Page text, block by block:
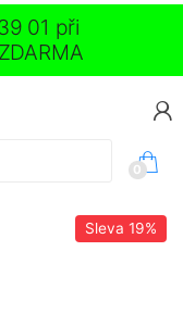
01 při
0
Sleva 19%